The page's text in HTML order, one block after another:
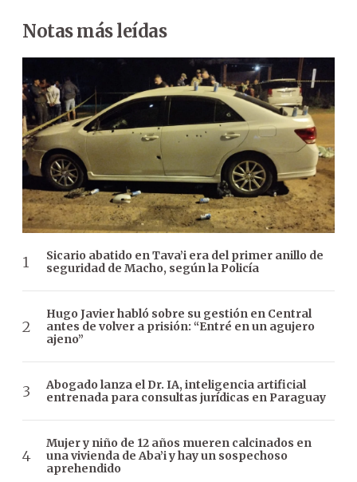
Notas más leídas
Sicario abatido en Tava’i era del primer anillo de
seguridad de Macho, según la Policía
Hugo Javier habló sobre su gestión en Central
antes de volver a prisión: “Entré en un agujero
ajeno”
Abogado lanza el Dr. IA, inteligencia artificial
entrenada para consultas jurídicas en Paraguay
Mujer y niño de 12 años mueren calcinados en
una vivienda de Aba’i y hay un sospechoso
aprehendido